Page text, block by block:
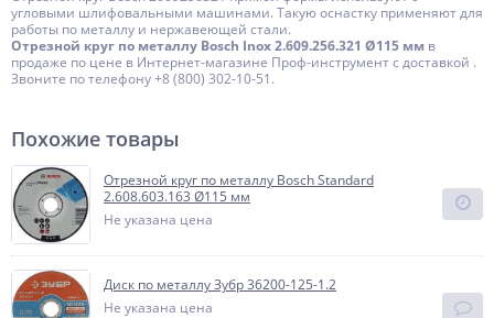
угловыми шлифовальными машинами. Такую оснастку применяют для
работы по металлу и нержавеющей стали.
Отрезной круг по металлу Bosch Inox 2.609.256.321 Ø115 мм в
продаже по цене в Интернет-магазине Проф-инструмент с доставкой .
Звоните по телефону +8 (800) 302-10-51.
Похожие товары
Отрезной круг по металлу Bosch Standard
2.608.603.163 Ø115 мм
Не указана цена
Диск по металлу Зубр 36200-125-1.2
Не указана цена